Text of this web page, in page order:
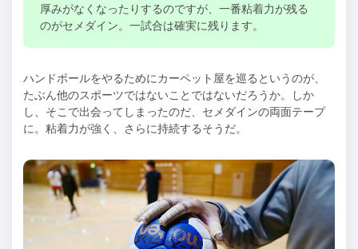
厚みがなくなったりするのですが、一番粘着力が残る
のがセメダイン。一試合は確実に残ります。
ハンドボールをやるためにカーペット屋を巡るというのが、
たぶん他のスポーツではないことではないだろうか。しか
し、そこで出会ってしまったのだ、セメダインの両面テープ
に。粘着力が強く、さらに持続するそうだ。